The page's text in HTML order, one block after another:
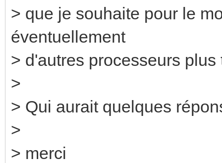
> que je souhaite pour le
éventuellement
> d'autres processeurs plus
>
> Qui aurait quelques
>
> merci